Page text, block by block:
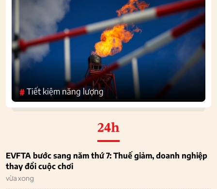
#Tiết kiệm năng lượng
24h
EVFTA bước sang năm thứ 7: Thuế giảm, doanh nghiệp
thay đổi cuộc chơi
vừa xong